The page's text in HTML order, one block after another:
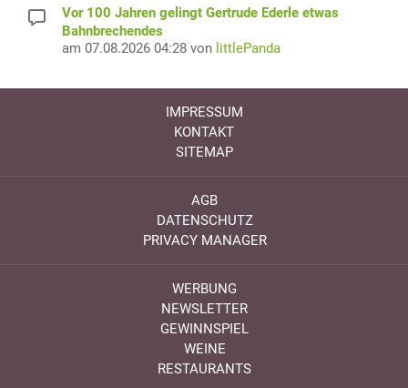
Vor 100 Jahren gelingt Gertrude Ederle etwas
Bahnbrechendes
am 07.08.2026 04:28 von littlePanda
IMPRESSUM
KONTAKT
SITEMAP
AGB
DATENSCHUTZ
PRIVACY MANAGER
WERBUNG
NEWSLETTER
GEWINNSPIEL
WEINE
RESTAURANTS